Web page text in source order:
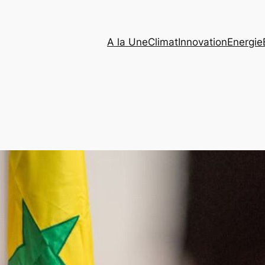
A la UneClimatInnovationEnergie